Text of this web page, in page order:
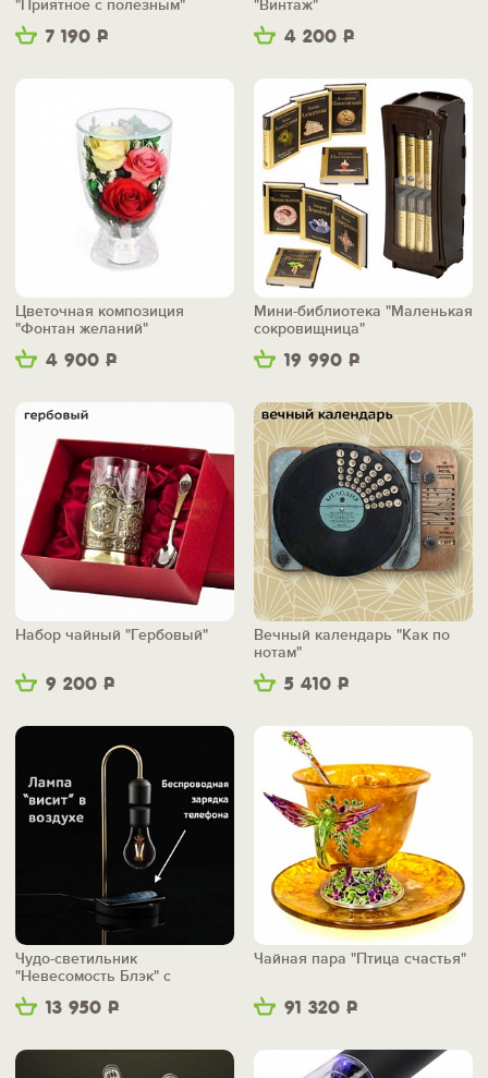
7 190 Р
"Приятное с полезным"
4 200 Р
"Винтаж"
4 900 Р
Цветочная композиция
"Фонтан желаний"
19 990 Р
Мини-библиотека "Маленькая
сокровищница"
9 200 Р
Набор чайный "Гербовый"
5 410 Р
Вечный календарь "Как по
нотам"
13 950 Р
Чудо-светильник
"Невесомость Блэк" с
беспроводной зарядкой
91 320 Р
Чайная пара "Птица счастья"